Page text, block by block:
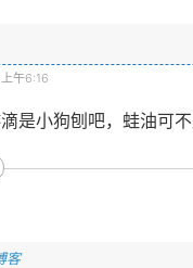
午6:16
是小狗刨吧，蛙油可不
客